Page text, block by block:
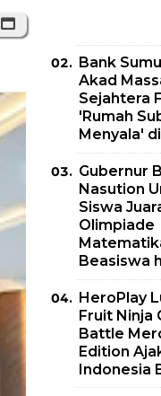
Bank
Akad
Sejahtera
'Rumah
Menyala'
Gubernur
Nasution
Siswa
Olimpiade
Beasiswa
HeroPlay
Fruit Ninja
Battle
Edition
Indonesia